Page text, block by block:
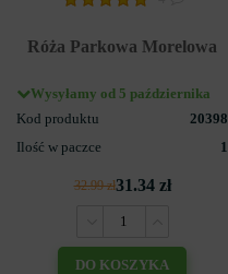
Róża Parkowa Morelowa
Wysyłamy od 5 października
Kod produktu
20398
Ilość w paczce
1
32.99 zł31.34 zł
DO KOSZYKA